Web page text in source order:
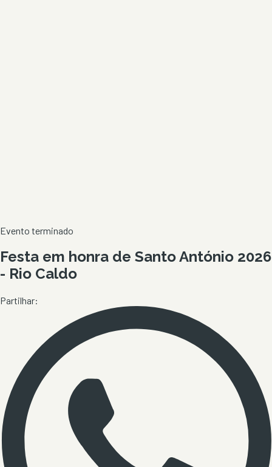
Evento terminado
Festa em honra de Santo António 2026
- Rio Caldo
Partilhar: